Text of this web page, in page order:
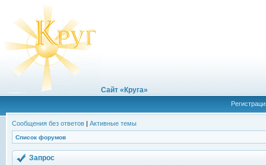
Сайт «Круга»
Сообщения без ответов | Активные темы
Список форумов
Запрос